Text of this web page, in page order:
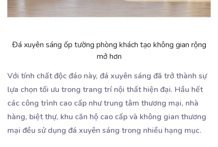
Đá xuyên sáng ốp tường phòng khách tạo không gian rộng
mở hơn
Với tính chất độc đáo này, đá xuyên sáng đã trở thành sự
lựa chọn tối ưu trong trang trí nội thất hiện đại. Hầu hết
các công trình cao cấp như trung tâm thương mại, nhà
hàng, biệt thự, khu căn hộ cao cấp và không gian thương
mại đều sử dụng đá xuyên sáng trong nhiều hạng mục.